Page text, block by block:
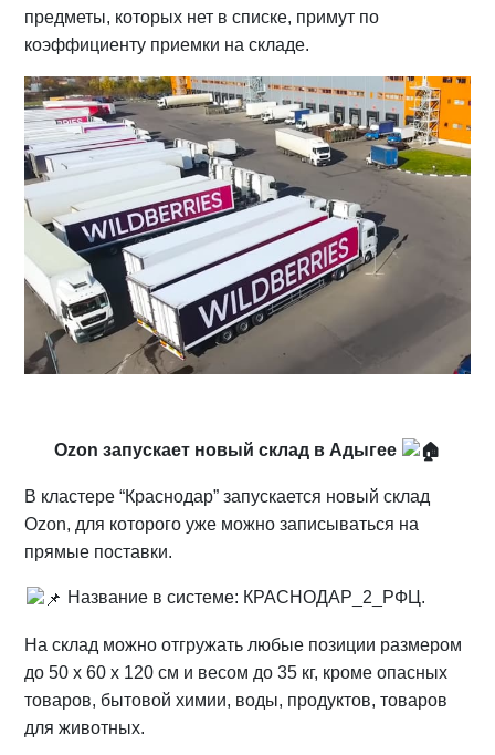
предметы, которых нет в списке, примут по
коэффициенту приемки на складе.
Ozon запускает новый склад в Адыгее
В кластере “Краснодар” запускается новый склад
Ozon, для которого уже можно записываться на
прямые поставки.
Название в системе: КРАСНОДАР_2_РФЦ.
На склад можно отгружать любые позиции размером
до 50 х 60 х 120 см и весом до 35 кг, кроме опасных
товаров, бытовой химии, воды, продуктов, товаров
для животных.